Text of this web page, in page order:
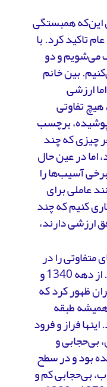
این‌که همبستگی
تاکید کرد. با
می‌شویم و دو
بین خانم
ارزشی
تفاوتی
پوشیده، برچسب
چیزی که چند
اما در عین حال
آسیب‌ها را
عاملی برای
کنیم که چند
ارزشی دارند،
متفاوتی را در
مواجهه با حجاب تجربه کرده‌ایم. از دهه 1340 و
ظهور کرد که
طبقه
فراز و فرود
بی‌حجابی و
بود و در سطح
بی‌حجابی کم و